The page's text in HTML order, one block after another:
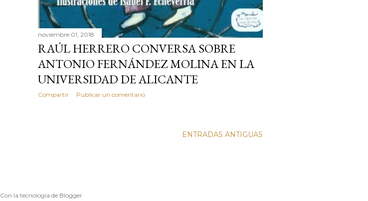
noviembre 01, 2018
RAÚL HERRERO CONVERSA SOBRE
ANTONIO FERNÁNDEZ MOLINA EN LA
UNIVERSIDAD DE ALICANTE
Compartir Publicar un comentario
ENTRADAS ANTIGUAS
Con la tecnología de Blogger